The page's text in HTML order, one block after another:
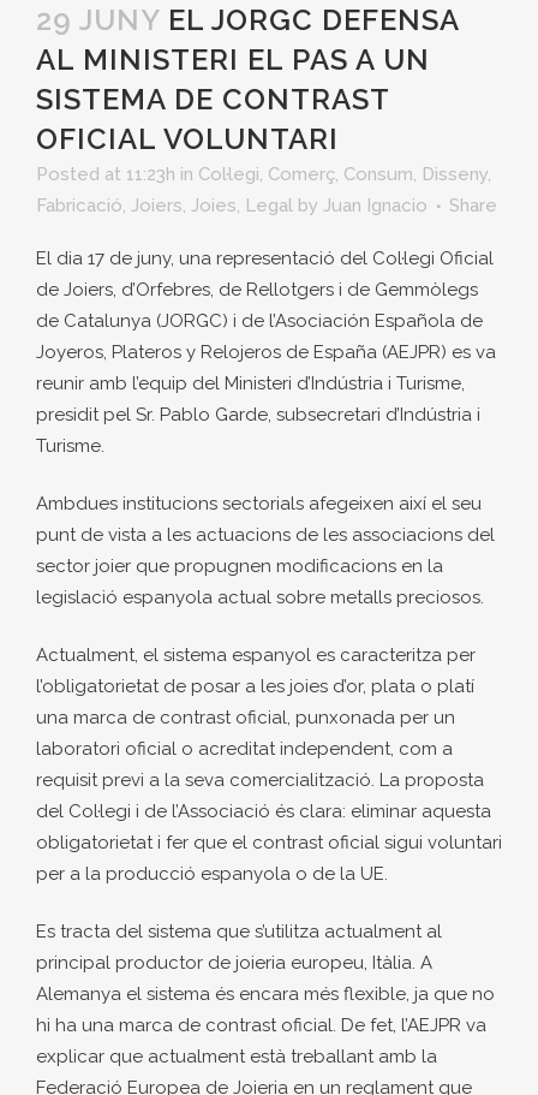
29 JUNY EL JORGC DEFENSA
AL MINISTERI EL PAS A UN
SISTEMA DE CONTRAST
OFICIAL VOLUNTARI
Posted at 11:23h in Col·legi, Comerç, Consum, Disseny,
Fabricació, Joiers, Joies, Legal by Juan Ignacio Share
El dia 17 de juny, una representació del Col·legi Oficial
de Joiers, d’Orfebres, de Rellotgers i de Gemmòlegs
de Catalunya (JORGC) i de l’Asociación Española de
Joyeros, Plateros y Relojeros de España (AEJPR) es va
reunir amb l’equip del Ministeri d’Indústria i Turisme,
presidit pel Sr. Pablo Garde, subsecretari d’Indústria i
Turisme.
Ambdues institucions sectorials afegeixen així el seu
punt de vista a les actuacions de les associacions del
sector joier que propugnen modificacions en la
legislació espanyola actual sobre metalls preciosos.
Actualment, el sistema espanyol es caracteritza per
l’obligatorietat de posar a les joies d’or, plata o platí
una marca de contrast oficial, punxonada per un
laboratori oficial o acreditat independent, com a
requisit previ a la seva comercialització. La proposta
del Col·legi i de l’Associació és clara: eliminar aquesta
obligatorietat i fer que el contrast oficial sigui voluntari
per a la producció espanyola o de la UE.
Es tracta del sistema que s’utilitza actualment al
principal productor de joieria europeu, Itàlia. A
Alemanya el sistema és encara més flexible, ja que no
hi ha una marca de contrast oficial. De fet, l’AEJPR va
explicar que actualment està treballant amb la
Federació Europea de Joieria en un reglament que